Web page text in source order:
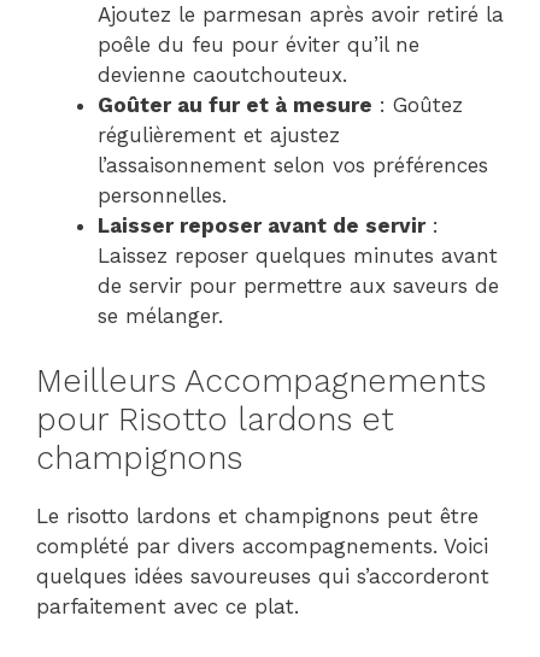
Ajoutez le parmesan après avoir retiré la
poêle du feu pour éviter qu’il ne
devienne caoutchouteux.
Goûter au fur et à mesure : Goûtez
régulièrement et ajustez
l’assaisonnement selon vos préférences
personnelles.
Laisser reposer avant de servir:
Laissez reposer quelques minutes avant
de servir pour permettre aux saveurs de
se mélanger.
Meilleurs Accompagnements
pour Risotto lardons et
champignons
Le risotto lardons et champignons peut être
complété par divers accompagnements. Voici
quelques idées savoureuses qui s’accorderont
parfaitement avec ce plat.